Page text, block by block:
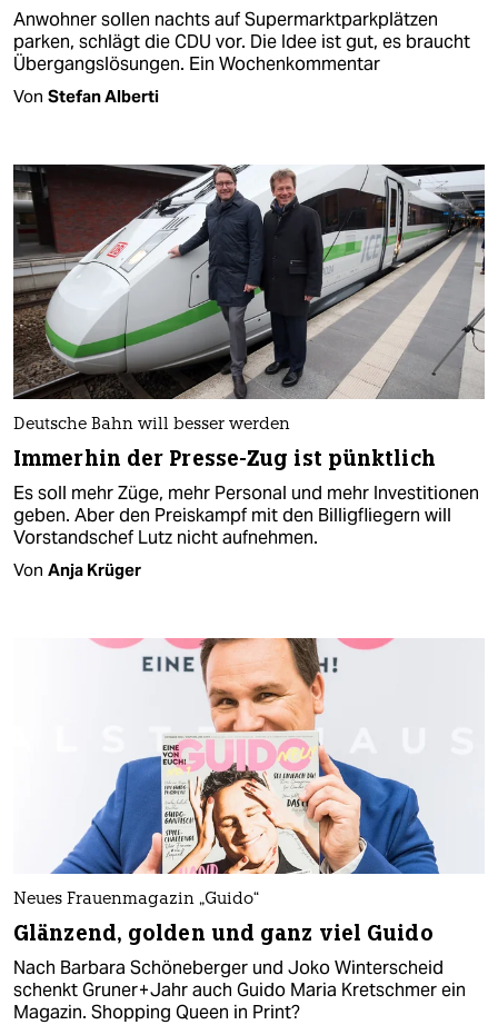
Anwohner sollen nachts auf Supermarktparkplätzen
parken, schlägt die CDU vor. Die Idee ist gut, es braucht
Übergangslösungen. Ein Wochenkommentar
Von Stefan Alberti
Deutsche Bahn will besser werden
Immerhin der Presse-Zug ist pünktlich
Es soll mehr Züge, mehr Personal und mehr Investitionen
geben. Aber den Preiskampf mit den Billigfliegern will
Vorstandschef Lutz nicht aufnehmen.
Von Anja Krüger
Neues Frauenmagazin „Guido“
Glänzend, golden und ganz viel Guido
Nach Barbara Schöneberger und Joko Winterscheid
schenkt Gruner + Jahr auch Guido Maria Kretschmer ein
Magazin. Shopping Queen in Print?